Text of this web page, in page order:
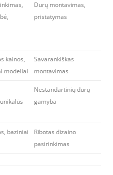
Durų montavimas,
pristatymas
kainos,
modeliai
Savarankiškas
montavimas
Nestandartinių durų
gamyba
baziniai
Ribotas dizaino
pasirinkimas